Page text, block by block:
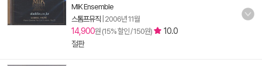
MIK Ensemble
스톰프뮤직 2006년 11월
14,900원 (15% 할인 / 150원)
10.0
절판